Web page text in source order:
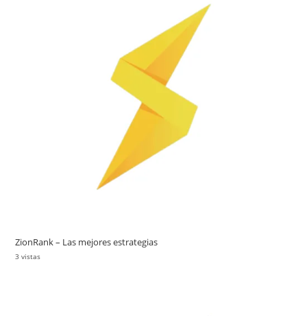
ZionRank – Las mejores estrategias
3 vistas